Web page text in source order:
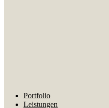
Portfolio
Leistungen